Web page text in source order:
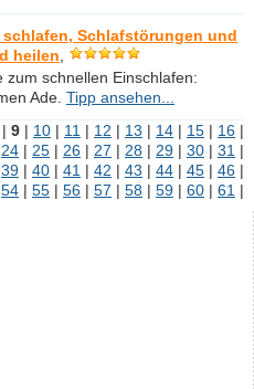
Schlafstörungen und
heilen
schnellen Einschlafen:
Ade. Tipp ansehen...
| 9 | 10 | 11 | 12 | 13 | 14 | 15 | 16 |
24 | 25 | 26 | 27 | 28 | 29 | 30 | 31 |
39 | 40 | 41 | 42 | 43 | 44 | 45 | 46 |
54 | 55 | 56 | 57 | 58 | 59 | 60 | 61 |